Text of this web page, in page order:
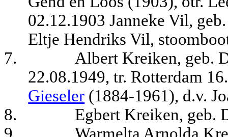
02.12.1903 Janneke Vil,
Eltje Hendriks Vil,
7.
Albert Kreiken, geb.
22.08.1949, tr. Rotterdam
Gieseler (1884-1961), d.v.
8.
Egbert Kreiken, geb.